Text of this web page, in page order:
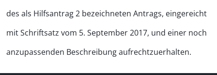
des als Hilfsantrag 2 bezeichneten Antrags, eingereicht
mit Schriftsatz vom 5. September 2017, und einer noch
anzupassenden Beschreibung aufrechtzuerhalten.